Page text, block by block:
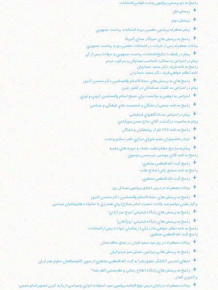
پاسخ به دو پرسش پيرامون رعايت قوانين انتخابات
+ پرسش اول:
+ پرسش دوم:
+ پيام معظم له پيرامون دهمين دوره انتخابات رياست جمهوري
+
پاسخ به پرسش هاي خبرنگار صداي آمريكا
بيانات معظم له پس از شركت در انتخابات دهمين دوره رياست جمهوري
+
پيام در رابطه با نتايج انتخابات رياست جمهوري و حوادث پس از آن
پيام در اعتراض به عملكرد نامناسب مسئولان و سركوب مردم
پاسخ به نامه فرزند دكتر سعيد حجاريان
نامه تظلم خواهي فرزند دكتر سعيد حجاريان:
+
پاسخ هاي به پرسش هاي حجة الاسلام والمسلمين دكتر محسن كديور
پيام در اعتراض به كشتار مسلمانان در كشور چين
+ اعتراض به توهين و مزاحمت براي حجج اسلام والمسلمين كروبي و نوري
+ پاسخ به نامه جمعي از نخبگان و شخصيت هاي فرهنگي و سياسي
+
پيام در اعتراض به دادگاههاي فرمايشي
پيام به مناسبت درگذشت آقاي حاج حسن مهرآبادي
+ پاسخ به نامه 293 نفر از روشنفكران و نخبگان
+ ديدار دانشجويان عضو شوراي مركزي دفتر تحكيم وحدت
+
پيام به مراجع عظام تقليد، علماء و حوزه هاي علميه
پاسخ به نامه آقاي مهندس ميرحسين موسوي
+
پاسخ آيت الله العظمي منتظري:
پاسخ به نامه مجمع زنان اصلاح طلب
+ پاسخ آيت الله العظمي منتظري:
+ بيانات معظم له در درس اخلاق پيرامون مسائل روز
+
پاسخ به پرسش هاي حجة الاسلام والمسلمين دكتر محسن كديور
برگزار نشدن مراسم عيد ولادت حضرت امام رضا(ع) براي همدردي با خانواده هايزندانيان سياسي
+ پاسخ به پرسش هاي پايگاه اينترنتي "موج سبز آزادي"
+
پاسخ به پرسش هاي پايگاه اينترنتي "روزآنلاين"
پاسخ به نامه تظلم خواهي مادر يكي از زندانيان حوادث پس از انتخابات
پاسخ آيت الله العظمي منتظري:
+ بيانات معظم له در روز عيد سعيد قربان در جمع علاقه مندان
+ پاسخ به پرسش هايي پيرامون جنبش سبز مردم ايران
+ اعطاي تنديس "تلاشگر حقوق بشر" به آيت الله العظمي منتظري از سوي كانونمدافعان حقوق بشر ايران
+
پاسخ به پرسش هاي پايگاه اطلاع رساني و نظرسنجي "نظر شما"
و آخرين گفتار...
+ بيانات معظم له در پايان درس نهج البلاغه پيرامون سوء استفاده ابزاري وسياسي از پاره كردن تصوير امام خميني